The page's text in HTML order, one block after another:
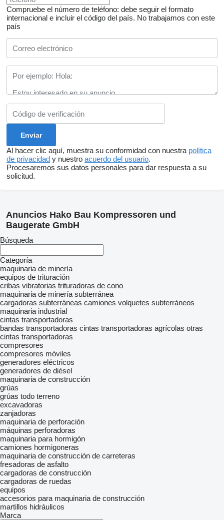
Compruebe el número de teléfono: debe seguir el formato
internacional e incluir el código del país. No trabajamos con este
país
Al hacer clic aquí, muestra su conformidad con nuestra política
de privacidad y nuestro acuerdo del usuario.
Procesaremos sus datos personales para dar respuesta a su
solicitud.
Anuncios Hako Bau Kompressoren und
Baugerate GmbH
Búsqueda
Categoría
maquinaria de minería
equipos de trituración
cribas vibratorias trituradoras de cono
maquinaria de minería subterránea
cargadoras subterráneas camiones volquetes subterráneos
maquinaria industrial
cintas transportadoras
bandas transportadoras cintas transportadoras agrícolas otras
cintas transportadoras
compresores
compresores móviles
generadores eléctricos
generadores de diésel
maquinaria de construcción
grúas
grúas todo terreno
excavadoras
zanjadoras
maquinaria de perforación
máquinas perforadoras
maquinaria para hormigón
camiones hormigoneras
maquinaria de construcción de carreteras
fresadoras de asfalto
cargadoras de construcción
cargadoras de ruedas
equipos
accesorios para maquinaria de construcción
martillos hidráulicos
Marca